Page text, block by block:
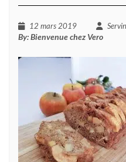
12 mars 2019
By:Bienvenue chez Vero